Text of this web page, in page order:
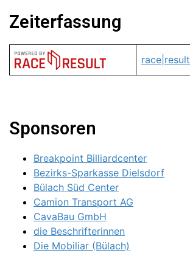
Zeiterfassung
race|result
Sponsoren
Breakpoint Billiardcenter
Bezirks-Sparkasse Dielsdorf
Bülach Süd Center
Camion Transport AG
CavaBau GmbH
die Beschrifterinnen
Die Mobiliar (Bülach)